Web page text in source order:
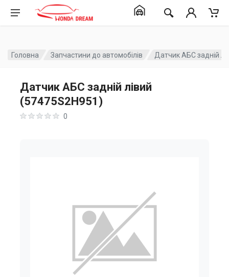
Головна Запчастини до автомобілів Датчик АБС задній
Датчик АБС задній лівий
(57475S2H951)
0